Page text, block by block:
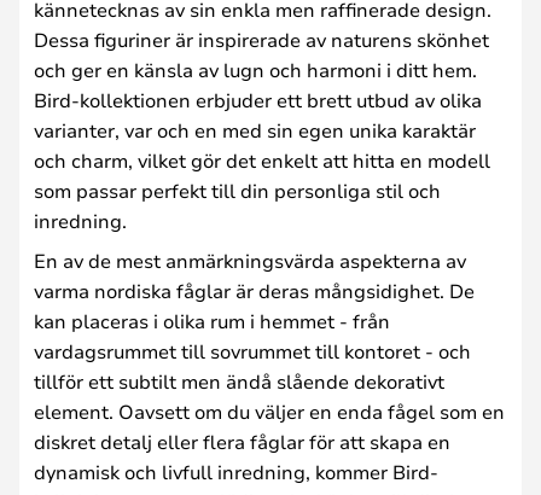
kännetecknas av sin enkla men raffinerade design.
Dessa figuriner är inspirerade av naturens skönhet
och ger en känsla av lugn och harmoni i ditt hem.
Bird-kollektionen erbjuder ett brett utbud av olika
varianter, var och en med sin egen unika karaktär
och charm, vilket gör det enkelt att hitta en modell
som passar perfekt till din personliga stil och
inredning.
En av de mest anmärkningsvärda aspekterna av
varma nordiska fåglar är deras mångsidighet. De
kan placeras i olika rum i hemmet - från
vardagsrummet till sovrummet till kontoret - och
tillför ett subtilt men ändå slående dekorativt
element. Oavsett om du väljer en enda fågel som en
diskret detalj eller flera fåglar för att skapa en
dynamisk och livfull inredning, kommer Bird-